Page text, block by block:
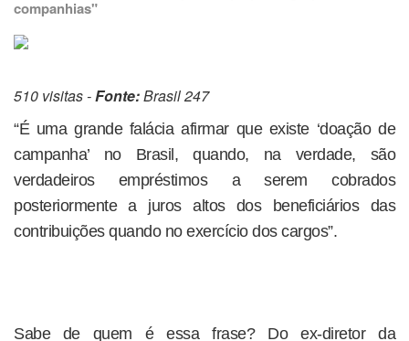
companhias"
510 visitas -Fonte:Brasil 247
“É uma grande falácia afirmar que existe ‘doação de
campanha’ no Brasil, quando, na verdade, são
verdadeiros empréstimos a serem cobrados
posteriormente a juros altos dos beneficiários das
contribuições quando no exercício dos cargos”.
Sabe de quem é essa frase? Do ex-diretor da